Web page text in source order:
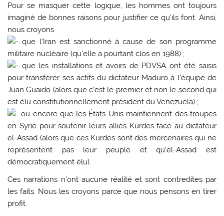
Pour se masquer cette logique, les hommes ont toujours
imaginé de bonnes raisons pour justifier ce qu’ils font. Ainsi,
nous croyons
que l’Iran est sanctionné à cause de son programme
militaire nucléaire (qu’elle a pourtant clos en 1988) ;
que les installations et avoirs de PDVSA ont été saisis
pour transférer ses actifs du dictateur Maduro à l’équipe de
Juan Guaido (alors que c’est le premier et non le second qui
est élu constitutionnellement président du Venezuela) ;
ou encore que les États-Unis maintiennent des troupes
en Syrie pour soutenir leurs alliés Kurdes face au dictateur
el-Assad (alors que ces Kurdes sont des mercenaires qui ne
représentent pas leur peuple et qu’el-Assad est
démocratiquement élu).
Ces narrations n’ont aucune réalité et sont contredites par
les faits. Nous les croyons parce que nous pensons en tirer
profit.